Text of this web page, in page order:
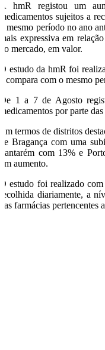
A hmR registou um
medicamentos sujeitos a
o mesmo período no ano
mais expressiva em
no mercado, em valor.
O estudo da hmR foi
e compara com o mesmo
De 1 a 7 de Agosto
medicamentos por parte
Em termos de distritos
de Bragança com uma
Santarém com 13% e
um aumento.
O estudo foi realizado
recolhida diariamente, a
das farmácias pertencentes